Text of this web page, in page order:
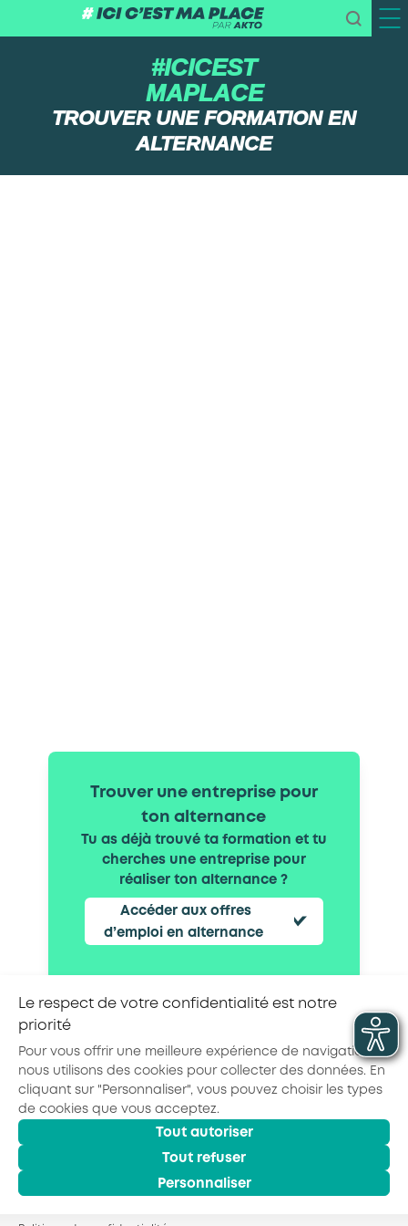
#ICICEST
MAPLACE
TROUVER UNE FORMATION EN
ALTERNANCE
Trouver une entreprise pour
ton alternance
Tu as déjà trouvé ta formation et tu
cherches une entreprise pour
réaliser ton alternance ?
Accéder aux offres
d’emploi en alternance
© 2026 - AKTO - Tous droits réservés
Le respect de votre confidentialité est notre
priorité
Pour vous offrir une meilleure expérience de navigation,
nous utilisons des cookies pour collecter des données. En
cliquant sur "Personnaliser", vous pouvez choisir les types
de cookies que vous acceptez.
Tout autoriser
Tout refuser
Personnaliser